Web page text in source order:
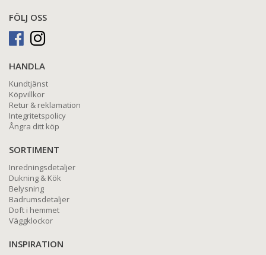
FÖLJ OSS
HANDLA
Kundtjänst
Köpvillkor
Retur & reklamation
Integritetspolicy
Ångra ditt köp
SORTIMENT
Inredningsdetaljer
Dukning & Kök
Belysning
Badrumsdetaljer
Doft i hemmet
Väggklockor
INSPIRATION